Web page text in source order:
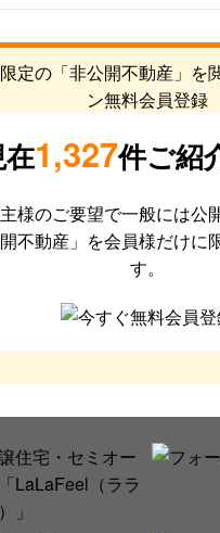
1,327件ご紹
様のご要望で一般には公
開不動産」を会員様だけに
す。